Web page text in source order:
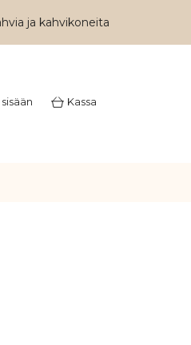
ja kahvikoneita
Kassa